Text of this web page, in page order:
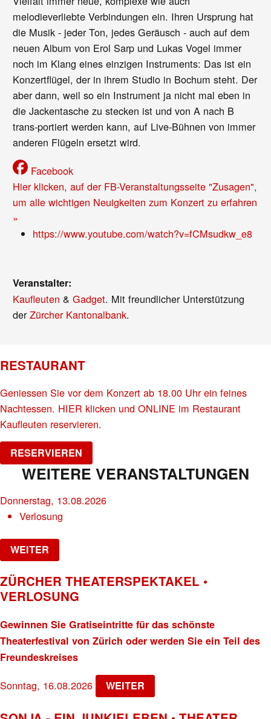
melodieverliebte Verbindungen ein. Ihren Ursprung hat
die Musik - jeder Ton, jedes Geräusch - auch auf dem
neuen Album von Erol Sarp und Lukas Vogel immer
noch im Klang eines einzigen Instruments: Das ist ein
Konzertflügel, der in ihrem Studio in Bochum steht. Der
aber dann, weil so ein Instrument ja nicht mal eben in
die Jackentasche zu stecken ist und von A nach B
trans-portiert werden kann, auf Live-Bühnen von immer
anderen Flügeln ersetzt wird.
Facebook
Hier klicken, auf der FB-Veranstaltungsseite "Zusagen",
um alle wichtigen Neuigkeiten zum Konzert zu erfahren
»
https://www.youtube.com/watch?v=fCMsudkw_e8
Veranstalter:
Kaufleuten &Gadget. Mit freundlicher Unterstützung
derZürcher Kantonalbank.
RESTAURANT
Geniessen Sie vor dem Konzert ab 18.00 Uhr ein feines
Nachtessen. HIER klicken und ONLINE im Restaurant
Kaufleuten reservieren.
RESERVIEREN
WEITERE VERANSTALTUNGEN
Donnerstag, 13.08.2026
Verlosung
WEITER
ZÜRCHER THEATERSPEKTAKEL •
VERLOSUNG
Gewinnen Sie Gratiseintritte für das schönste
Theaterfestival von Zürich oder werden Sie ein Teil des
Freundeskreises
Sonntag, 16.08.2026 WEITER